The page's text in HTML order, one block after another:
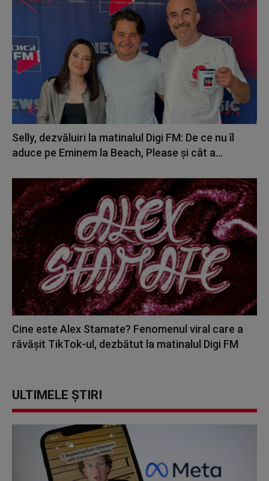
Selly, dezvăluiri la matinalul Digi FM: De ce nu îl
aduce pe Eminem la Beach, Please și cât a...
Cine este Alex Stamate? Fenomenul viral care a
răvășit TikTok-ul, dezbătut la matinalul Digi FM
ULTIMELE ȘTIRI